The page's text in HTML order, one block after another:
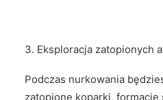
Eksploracja zatopionych
Podczas nurkowania
zatopione koparki, formacje